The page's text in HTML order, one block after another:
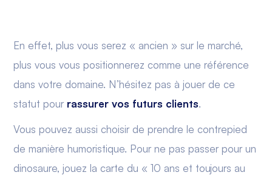
En effet, plus vous serez « ancien » sur le marché,
plus vous vous positionnerez comme une référence
dans votre domaine. N’hésitez pas à jouer de ce
statut pour rassurer vos futurs clients.
Vous pouvez aussi choisir de prendre le contrepied
de manière humoristique. Pour ne pas passer pour un
dinosaure, jouez la carte du « 10 ans et toujours au